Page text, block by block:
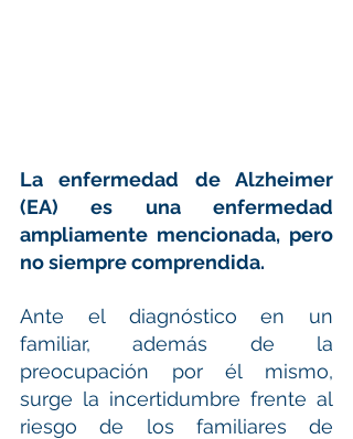
La enfermedad de Alzheimer
(EA) es una enfermedad
ampliamente mencionada, pero
no siempre comprendida.
Ante el diagnóstico en un
familiar, además de la
preocupación por él mismo,
surge la incertidumbre frente al
riesgo de los familiares de